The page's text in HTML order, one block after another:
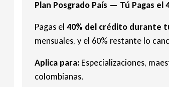
Plan Posgrado País — Tú Pagas el
Pagas el 40% del crédito durante
mensuales, y el 60% restante lo
Aplica para: Especializaciones,
colombianas.